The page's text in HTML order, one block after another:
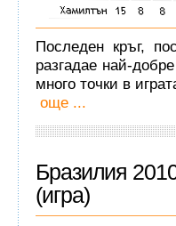
Последен кръг,
разгадае най-
много точки в
още ...
Бразилия
(игра)